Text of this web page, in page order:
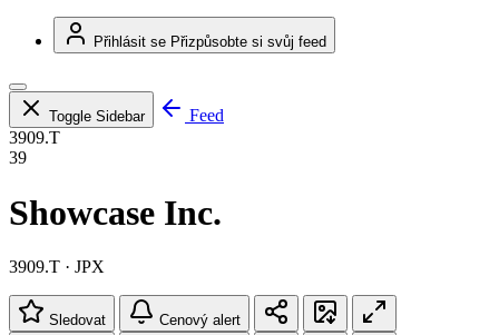
Přihlásit se Přizpůsobte si svůj feed
Toggle Sidebar
Feed
3909.T
39
Showcase Inc.
3909.T · JPX
Sledovat Cenový alert